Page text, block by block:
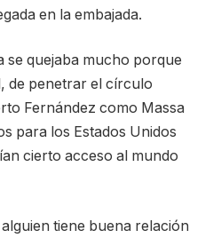
en la embajada.
se quejaba mucho porque
de penetrar el círculo
Fernández como Massa
para los Estados Unidos
cierto acceso al mundo
tiene buena relación